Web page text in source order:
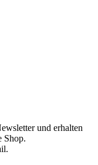
und erhalten
Shop.